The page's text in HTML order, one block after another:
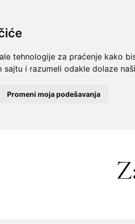
tehnologije za praćenje kako
sajtu i razumeli odakle dolaze
Promeni moja podešavanja